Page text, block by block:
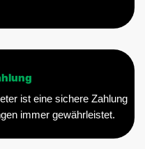
ist eine sichere Zahlung
immer gewährleistet.